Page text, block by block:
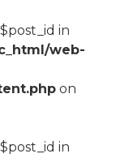
in
web-
on
in